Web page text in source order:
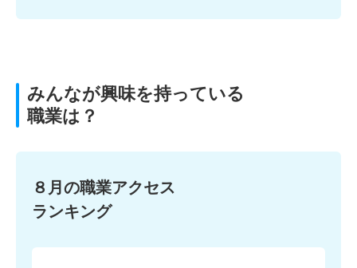
みんなが興味を持っている
職業は？
８月の職業アクセス
ランキング